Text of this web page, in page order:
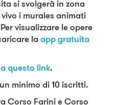
si svolgerà in zona
i murales animati
visualizzare le opere
la app gratuita
a questo link.
minimo di 10 iscritti.
Corso Farini e Corso